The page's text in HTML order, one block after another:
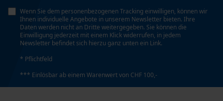
Passform
Relaxed Fit
Taschentyp
Beintasche, Eingrifftaschen, Hosentaschen,
Wenn Sie dem personenbezogenen Tracking einwilligen, können wir
Ihnen individuelle Angebote in unserem Newsletter bieten. Ihre
Daten werden nicht an Dritte weitergegeben. Sie können die
Einwilligung jederzeit mit einem Klick widerrufen, in jedem
Newsletter befindet sich hierzu ganz unten ein Link.
* Pflichtfeld
*** Einlösbar ab einem Warenwert von CHF 100,-
Geo-IP und User Detection
YouTube-Videos
Google Maps